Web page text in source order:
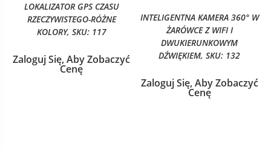
LOKALIZATOR GPS CZASU
RZECZYWISTEGO-RÓŻNE
KOLORY, SKU: 117
Zaloguj Się, Aby Zobaczyć
Cenę
INTELIGENTNA KAMERA 360° W
ŻARÓWCE Z WIFI I
DWUKIERUNKOWYM
DŹWIĘKIEM, SKU: 132
Zaloguj Się, Aby Zobaczyć
Cenę